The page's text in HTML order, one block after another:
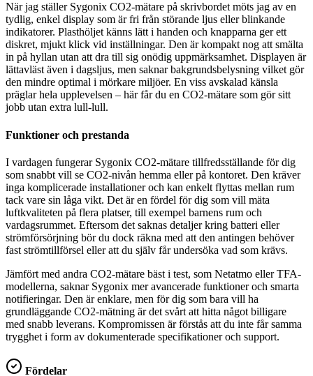
När jag ställer Sygonix CO2-mätare på skrivbordet möts jag av en
tydlig, enkel display som är fri från störande ljus eller blinkande
indikatorer. Plasthöljet känns lätt i handen och knapparna ger ett
diskret, mjukt klick vid inställningar. Den är kompakt nog att smälta
in på hyllan utan att dra till sig onödig uppmärksamhet. Displayen är
lättavläst även i dagsljus, men saknar bakgrundsbelysning vilket gör
den mindre optimal i mörkare miljöer. En viss avskalad känsla
präglar hela upplevelsen – här får du en CO2-mätare som gör sitt
jobb utan extra lull-lull.
Funktioner och prestanda
I vardagen fungerar Sygonix CO2-mätare tillfredsställande för dig
som snabbt vill se CO2-nivån hemma eller på kontoret. Den kräver
inga komplicerade installationer och kan enkelt flyttas mellan rum
tack vare sin låga vikt. Det är en fördel för dig som vill mäta
luftkvaliteten på flera platser, till exempel barnens rum och
vardagsrummet. Eftersom det saknas detaljer kring batteri eller
strömförsörjning bör du dock räkna med att den antingen behöver
fast strömtillförsel eller att du själv får undersöka vad som krävs.
Jämfört med andra CO2-mätare bäst i test, som Netatmo eller TFA-
modellerna, saknar Sygonix mer avancerade funktioner och smarta
notifieringar. Den är enklare, men för dig som bara vill ha
grundläggande CO2-mätning är det svårt att hitta något billigare
med snabb leverans. Kompromissen är förstås att du inte får samma
trygghet i form av dokumenterade specifikationer och support.
Fördelar